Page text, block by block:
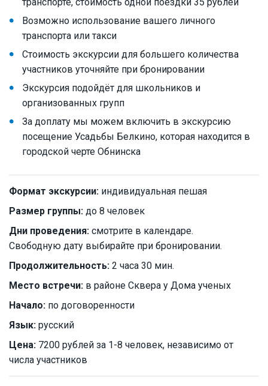
Возможно использование вашего личного
транспорта или такси
Стоимость экскурсии для большего количества
участников уточняйте при бронировании
Экскурсия подойдёт для школьников и
организованных групп
За доплату мы можем включить в экскурсию
посещение Усадьбы Белкино, которая находится в
городской черте Обнинска
Формат экскурсии: индивидуальная пешая
Размер группы: до 8 человек
Дни проведения: смотрите в календаре.
Свободную дату выбирайте при бронировании.
Продолжительность: 2 часа 30 мин.
Место встречи: в районе Сквера у Дома ученых
Начало: по договоренности
Язык: русский
Цена: 7200 рублей за 1-8 человек, независимо от
числа участников